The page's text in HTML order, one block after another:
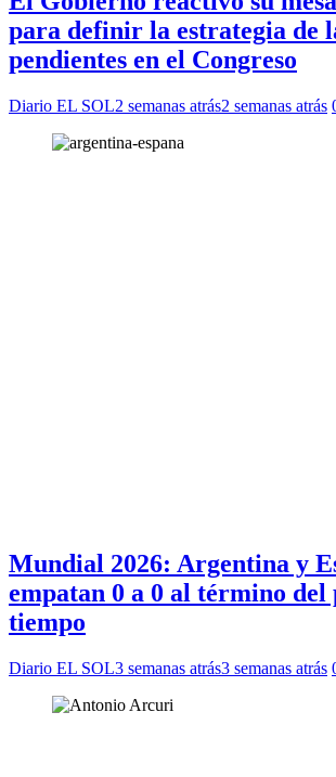
para definir la estrategia de
pendientes en el Congreso
Diario EL SOL2 semanas atrás2 semanas atrás
Mundial 2026: Argentina y
empatan 0 a 0 al término
tiempo
Diario EL SOL3 semanas atrás3 semanas atrás